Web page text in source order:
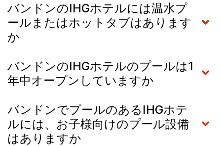
バンドンのIHGホテルには温水プ
ールまたはホットタブはあります
か
バンドンのIHGホテルのプールは1
年中オープンしていますか
バンドンでプールのあるIHGホテ
ルには、お子様向けのプール設備
はありますか